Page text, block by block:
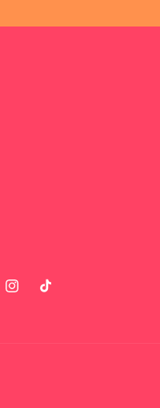
InstagramTikTok